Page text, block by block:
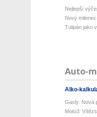
Nejlepší
Nový
Tulipán jako
Auto-
Alko-
Gasly: Nová
Moto3: